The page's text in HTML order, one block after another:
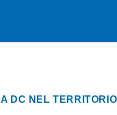
DC NEL TERRITORIO